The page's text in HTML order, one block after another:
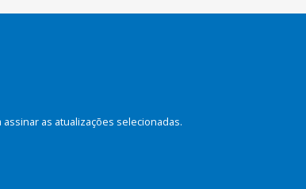
as atualizações selecionadas.